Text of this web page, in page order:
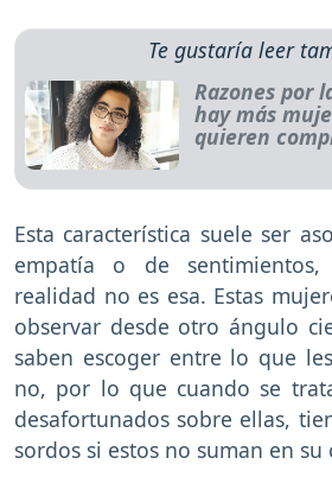
Te gustaría leer
Razones por
hay más
quieren
Esta característica suele ser
empatía o de
realidad no es esa. Estas
observar desde otro ángulo
saben escoger entre lo que
no, por lo que cuando se
desafortunados sobre ellas,
sordos si estos no suman en su